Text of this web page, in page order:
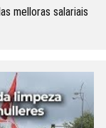
melloras salariais